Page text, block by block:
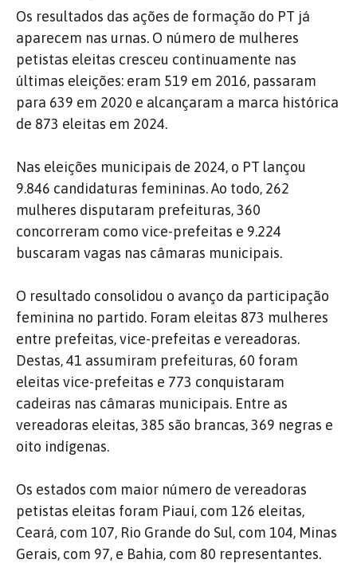
Os resultados das ações de formação do PT já
aparecem nas urnas. O número de mulheres
petistas eleitas cresceu continuamente nas
últimas eleições: eram 519 em 2016, passaram
para 639 em 2020 e alcançaram a marca histórica
de 873 eleitas em 2024.
Nas eleições municipais de 2024, o PT lançou
9.846 candidaturas femininas. Ao todo, 262
mulheres disputaram prefeituras, 360
concorreram como vice-prefeitas e 9.224
buscaram vagas nas câmaras municipais.
O resultado consolidou o avanço da participação
feminina no partido. Foram eleitas 873 mulheres
entre prefeitas, vice-prefeitas e vereadoras.
Destas, 41 assumiram prefeituras, 60 foram
eleitas vice-prefeitas e 773 conquistaram
cadeiras nas câmaras municipais. Entre as
vereadoras eleitas, 385 são brancas, 369 negras e
oito indígenas.
Os estados com maior número de vereadoras
petistas eleitas foram Piauí, com 126 eleitas,
Ceará, com 107, Rio Grande do Sul, com 104, Minas
Gerais, com 97, e Bahia, com 80 representantes.